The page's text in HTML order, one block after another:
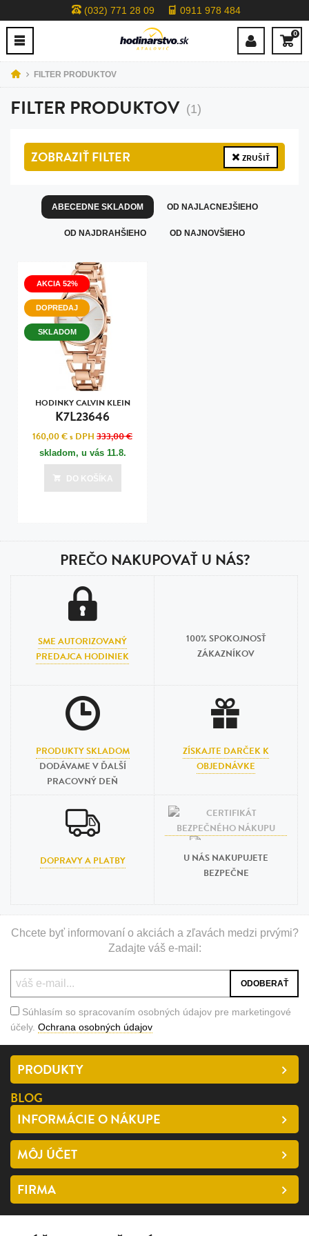
(032) 771 28 09 0911 978 484
0
FILTER PRODUKTOV
FILTER PRODUKTOV (1)
ZOBRAZIŤFILTER ZRUŠIŤ
ABECEDNE SKLADOM OD NAJLACNEJŠIEHO
OD NAJDRAHŠIEHO OD NAJNOVŠIEHO
AKCIA 52%
DOPREDAJ
SKLADOM
HODINKY CALVIN KLEIN
K7L23646
160,00 €s DPH 333,00 €
skladom, u vás 11.8.
DO KOŠÍKA
PREČO NAKUPOVAŤ U NÁS?
SME AUTORIZOVANÝ
PREDAJCA HODINIEK
100% SPOKOJNOSŤ
ZÁKAZNÍKOV
PRODUKTY SKLADOM
DODÁVAME V ĎALŠÍ
PRACOVNÝ DEŇ
ZÍSKAJTE DARČEK K
OBJEDNÁVKE
DOPRAVY A PLATBY
U NÁS NAKUPUJETE
BEZPEČNE
Chcete byť informovaní o akciách a zľavách medzi prvými?
Zadajte váš e-mail:
Súhlasím so spracovaním osobných údajov pre marketingové
účely. Ochrana osobných údajov
PRODUKTY
BLOG
INFORMÁCIE O NÁKUPE
MÔJ ÚČET
FIRMA